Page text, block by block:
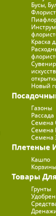
Бусы,
Краска
Новый
Газоны
Рассада
Семена
Семена
Семена
Плетеные
Кашпо
Корзины
Товары
Грунты